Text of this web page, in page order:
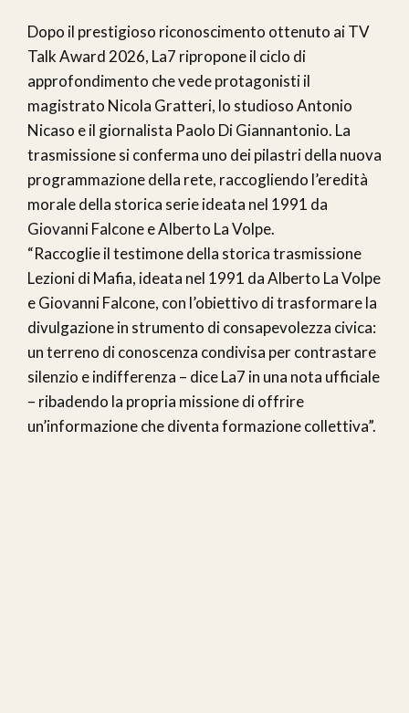
Dopo il prestigioso riconoscimento ottenuto ai TV
Talk Award 2026, La7 ripropone il ciclo di
approfondimento che vede protagonisti il
magistrato Nicola Gratteri, lo studioso Antonio
Nicaso e il giornalista Paolo Di Giannantonio. La
trasmissione si conferma uno dei pilastri della nuova
programmazione della rete, raccogliendo l’eredità
morale della storica serie ideata nel 1991 da
Giovanni Falcone e Alberto La Volpe.
“Raccoglie il testimone della storica trasmissione
Lezioni di Mafia, ideata nel 1991 da Alberto La Volpe
e Giovanni Falcone, con l’obiettivo di trasformare la
divulgazione in strumento di consapevolezza civica:
un terreno di conoscenza condivisa per contrastare
silenzio e indifferenza – dice La7 in una nota ufficiale
– ribadendo la propria missione di offrire
un’informazione che diventa formazione collettiva”.